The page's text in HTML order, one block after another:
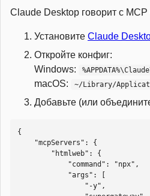
Claude Desktop говорит с
Установите Claude
Откройте конфиг:
Windows:
macOS: ~/Library/
Добавьте (или
{